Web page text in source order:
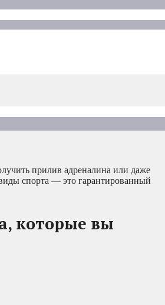
прилив адреналина или даже
спорта — это гарантированный
которые вы